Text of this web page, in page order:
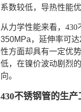
系数较低，导热性能
从力学性能来看， 430
350MPa，延伸率可
性方面却具有一定优
低，在镍价波动剧烈
向。
430不锈钢管的生